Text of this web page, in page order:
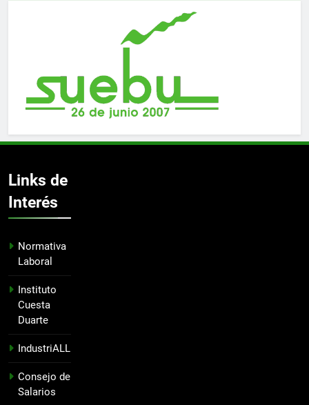
Links de
Interés
Normativa
Laboral
Instituto
Cuesta
Duarte
IndustriALL
Consejo de
Salarios